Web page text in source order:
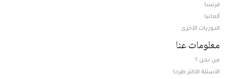
فرنسا
ألمانيا
الدوريات الأخرى
معلومات عنا
من نحن ؟
الأسئلة الأكثر طرحا